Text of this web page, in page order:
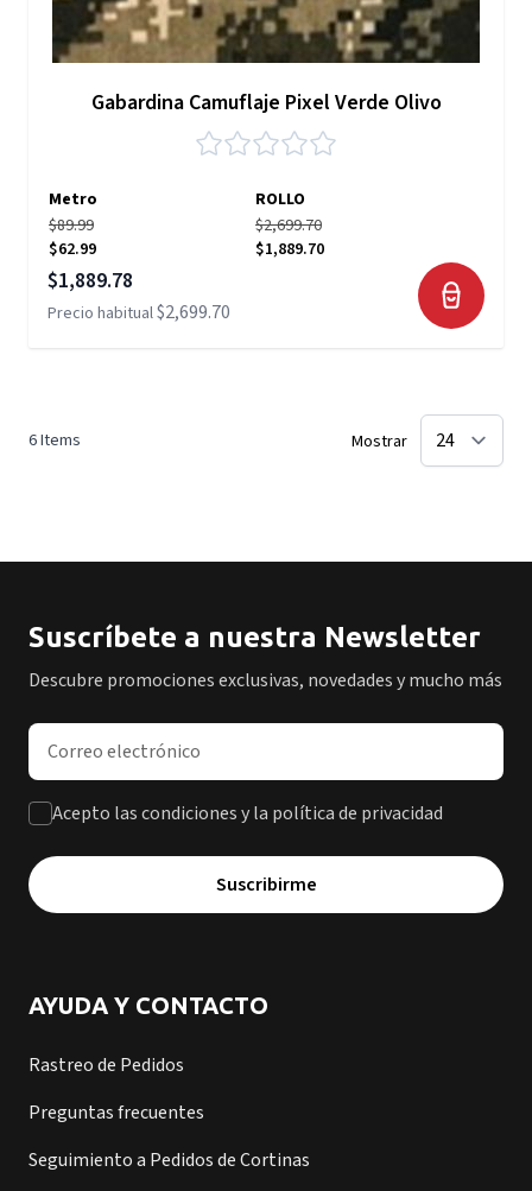
Gabardina Camuflaje Pixel Verde Olivo
Metro
ROLLO
$89.99
$62.99
$2,699.70
$1,889.70
Precio especial
$1,889.78
Precio habitual$2,699.70
6Items Mostrar
Suscríbete a nuestra Newsletter
Descubre promociones exclusivas, novedades y mucho más
Dirección de correo electrónico
Acepto las condiciones y la política de privacidad
Suscribirme
AYUDA Y CONTACTO
Rastreo de Pedidos
Preguntas frecuentes
Seguimiento a Pedidos de Cortinas